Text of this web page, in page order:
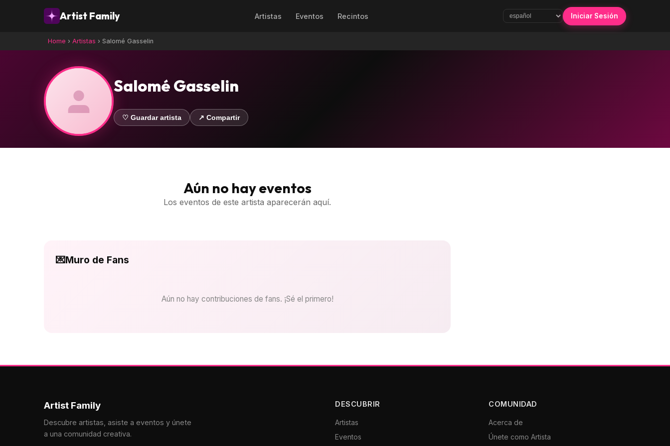
Artist Family Artistas Eventos Recintos Iniciar Sesión
Home › Artistas › Salomé Gasselin
Salomé Gasselin
♡ Guardar artista ↗ Compartir
Aún no hay eventos
Los eventos de este artista aparecerán aquí.
💌Muro de Fans
Aún no hay contribuciones de fans. ¡Sé el primero!
Artist Family
Descubre artistas, asiste a eventos y únete
a una comunidad creativa.
DESCUBRIR
Artistas
Eventos
COMUNIDAD
Acerca de
Únete como Artista